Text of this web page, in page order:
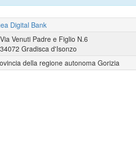
Digital Bank
Via Venuti Padre e Figlio N.6
34072 Gradisca d'Isonzo
della regione autonoma Gorizia